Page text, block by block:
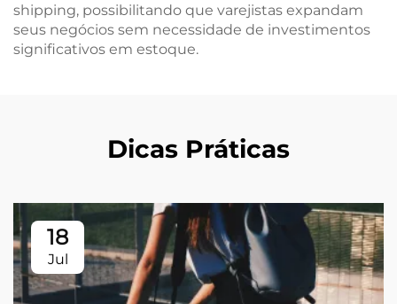
shipping, possibilitando que varejistas expandam
seus negócios sem necessidade de investimentos
significativos em estoque.
Dicas Práticas
18
Jul